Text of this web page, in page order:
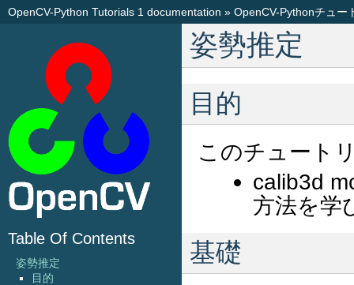
OpenCV-Python Tutorials 1 documentation » OpenCV-Pythonチュー
姿勢推定
目的
このチュート
calib3d
方法を学
基礎
Table Of Contents
姿勢推定
目的